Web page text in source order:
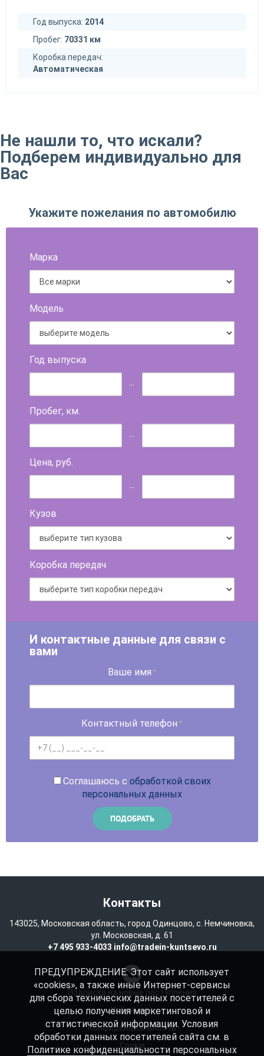
Год выпуска: 2014
Пробег: 70331 км
Коробка передач:
Автоматическая
Не нашли то, что искали?
Подберем индивидуально для
Вас
Укажите пожелания по автомобилю
Марка
Модель
Год выпуска
...
Пробег, км.
...
Цена, руб.
...
Кузов
Коробка передач
И контактные данные для связи с
вами
Ваше имя *
Контактный телефон *
Соглашаюсь с обработкой своих
персональных данных
Контакты
143025, Московская область, город Одинцово, с. Немчиновка,
ул. Московская, д. 61
+7 495 933-4033 info@tradein-kuntsevo.ru
Подписка на новые поступления
Избранное
Конфиденциальность
Cookie
ПРЕДУПРЕЖДЕНИЕ: Этот сайт использует
«cookies», а также иные Интернет-сервисы
для сбора технических данных посетителей с
целью получения маркетинговой и
статистической информации. Условия
обработки данных посетителей сайта см. в
Политике конфиденциальностиперсональных